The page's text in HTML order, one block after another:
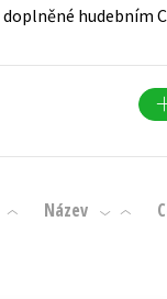
Young adult (SK)
Zahraniční literatura
Zdraví a životní styl
doplněné hudebním
Název